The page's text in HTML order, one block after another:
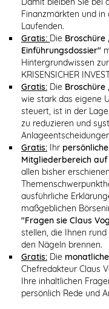
Finanzmärkten und
Laufenden.
Gratis: Die Broschüre
Einführungsdossier"
Hintergrundwissen
KRISENSICHER
Gratis: Die Broschüre
wie stark das eigene
steuert, ist in der
zu reduzieren und
Gratis: Ihr
Mitgliederbereich
allen bisher
ausführliche
maßgeblichen
"Fragen sie Claus
stellen, die Ihnen rund
den Nägeln brennen.
Gratis: Die
Chefredakteur Claus
Ihre inhaltlichen
persönlich Rede und